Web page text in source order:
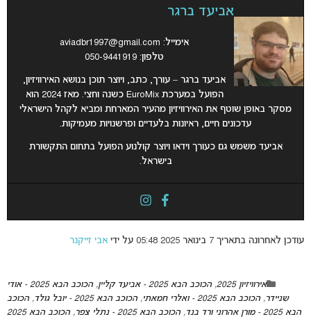
אביעד ברגר
אימייל: aviadbr1997@gmail.com
טלפון: 050-9441919
אביעד ברגר – עורך, כתב, ויוצר תוכן בנושא האירוויזיון,
הפועל במערכת EuroMix כשנה וחצי. מאז 2024 הוא
מסקר באופן שוטף את האירוויזיון מהעיר המארחת ומביא לקהל הישראלי
עדכונים חיים, ראיונות בלעדיים ופרשנויות מעמיקות.
אביעד משמש גם כעורך וידאו ויוצר קולנוע הפועל בתחום התקשורת
בישראל.
עודכן לאחרונה בתאריך 7 בינואר 2025 05:48 על ידי אבי זייקנר
אירוויזיון 2025 , הכוכב הבא 2025 - אביעד קליין ,
הכוכב הבא 2025 - אודי
שניידר, הכוכב הבא 2025 - ואלרי חמאתי , הכוכב הבא 2025 - יובל גולד , הכוכב
הבא 2025 - מורן אהרוני ורד בנד
, הכוכב הבא 2025 - נתלי צפר ,
הכוכב הבא 2025